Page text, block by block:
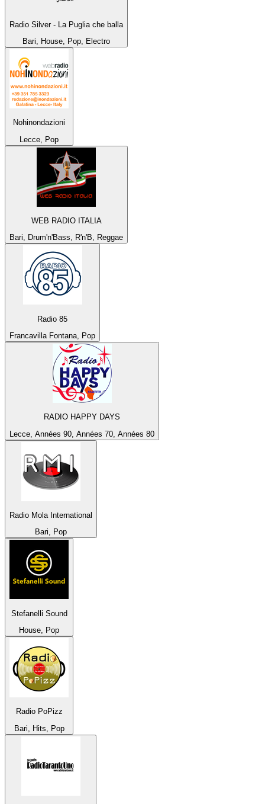
Radio Silver - La Puglia che balla
Bari, House, Pop, Electro
Nohinondazioni
Lecce, Pop
WEB RADIO ITALIA
Bari, Drum'n'Bass, R'n'B, Reggae
Radio 85
Francavilla Fontana, Pop
RADIO HAPPY DAYS
Lecce, Années 90, Années 70, Années 80
Radio Mola International
Bari, Pop
Stefanelli Sound
House, Pop
Radio PoPizz
Bari, Hits, Pop